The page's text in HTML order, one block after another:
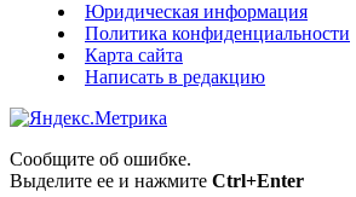
Юридическая информация
Политика конфиденциальности
Карта сайта
Написать в редакцию
Сообщите об ошибке.
Выделите ее и нажмите Ctrl+Enter